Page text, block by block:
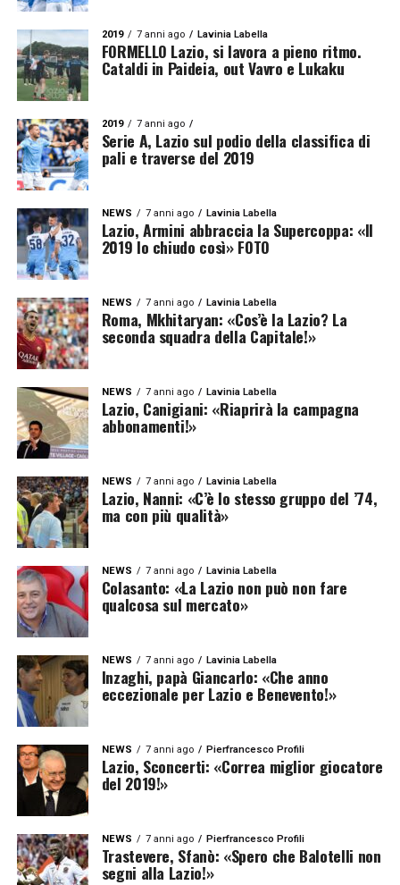
2019 7 anni ago Lavinia Labella
FORMELLO Lazio, si lavora a pieno ritmo.
Cataldi in Paideia, out Vavro e Lukaku
2019 7 anni ago
Serie A, Lazio sul podio della classifica di
pali e traverse del 2019
NEWS 7 anni ago Lavinia Labella
Lazio, Armini abbraccia la Supercoppa: «Il
2019 lo chiudo così» FOTO
NEWS 7 anni ago Lavinia Labella
Roma, Mkhitaryan: «Cos’è la Lazio? La
seconda squadra della Capitale!»
NEWS 7 anni ago Lavinia Labella
Lazio, Canigiani: «Riaprirà la campagna
abbonamenti!»
NEWS 7 anni ago Lavinia Labella
Lazio, Nanni: «C’è lo stesso gruppo del ’74,
ma con più qualità»
NEWS 7 anni ago Lavinia Labella
Colasanto: «La Lazio non può non fare
qualcosa sul mercato»
NEWS 7 anni ago Lavinia Labella
Inzaghi, papà Giancarlo: «Che anno
eccezionale per Lazio e Benevento!»
NEWS 7 anni ago Pierfrancesco Profili
Lazio, Sconcerti: «Correa miglior giocatore
del 2019!»
NEWS 7 anni ago Pierfrancesco Profili
Trastevere, Sfanò: «Spero che Balotelli non
segni alla Lazio!»